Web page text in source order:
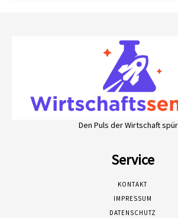
Den Puls der Wirtschaft
Service
KONTAKT
IMPRESSUM
DATENSCHUTZ